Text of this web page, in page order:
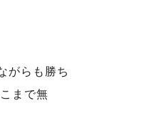
がらも勝ち
まで無